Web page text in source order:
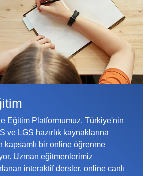
Eğitim Platformumuz, Türkiye'nin
ve LGS hazırlık kaynaklarına
kapsamlı bir online öğrenme
Uzman eğitmenlerimiz
interaktif dersler, online canlı